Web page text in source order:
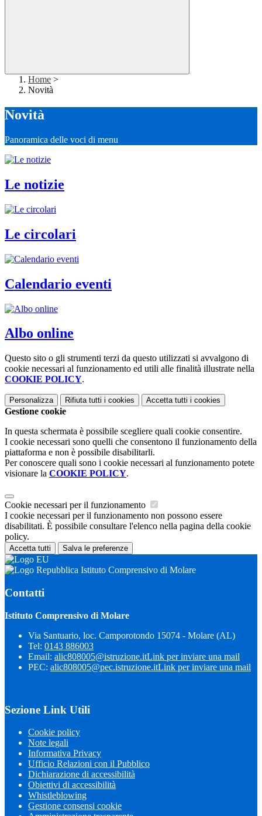
Home >
Novità
Novità
Panoramica delle voci di menu
Le notizie
Le circolari
Calendario eventi
Albo online
Questo sito o gli strumenti terzi da questo utilizzati si avvalgono di
cookie necessari al funzionamento ed utili alle finalità illustrate nella
COOKIE POLICY.
Personalizza Rifiuta tutti i cookies Accetta tutti i cookies
Gestione cookie
In questa schermata è possibile scegliere quali cookie consentire.
I cookie necessari sono quelli che consentono il funzionamento della
piattaforma e non è possibile disabilitarli.
Per conoscere quali sono i cookie necessari al funzionamento potete
visionare la COOKIE POLICY.
Cookie necessari per il funzionamento
I cookie necessari per il funzionamento non possono essere
disabilitati. È possibile consultare l'elenco nella pagina della cookie
policy.
Accetta tutti Salva le preferenze
Istituto Comprensivo di Molare
Contatti
Istituto Comprensivo di Molare
Via Santuario, loc. Camporotondo 15074 - Molare (AL)
Tel: 0143 886003
Email: alic808005@istruzione.itLink per inviare una mail
PEC: alic808005@pec.istruzione.itLink per inviare una mail
Sezione Link Utili
Cookie policy
Note legali
Informativa Privacy
Ufficio Relazioni con il Pubblico
Dichiarazione di accessibilità
Obiettivi di accessibilità
Whistleblowing
Gestione consensi cookie